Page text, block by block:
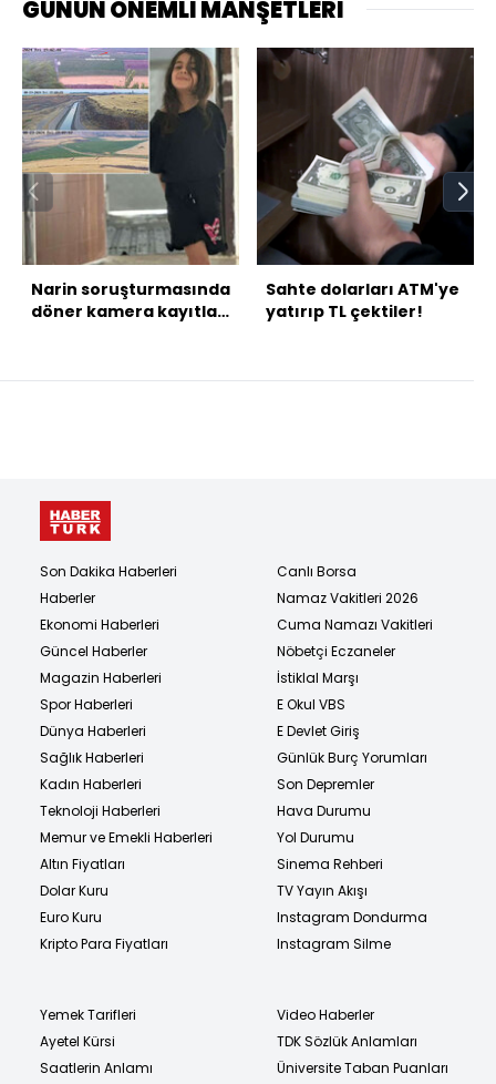
GÜNÜN ÖNEMLİ MANŞETLERİ
Narin soruşturmasında
döner kamera kayıtları
Sahte dolarları ATM'ye
yatırıp TL çektiler!
Son Dakika Haberleri
Haberler
Ekonomi Haberleri
Güncel Haberler
Magazin Haberleri
Spor Haberleri
Dünya Haberleri
Sağlık Haberleri
Kadın Haberleri
Teknoloji Haberleri
Memur ve Emekli Haberleri
Altın Fiyatları
Dolar Kuru
Euro Kuru
Kripto Para Fiyatları
Canlı Borsa
Namaz Vakitleri 2026
Cuma Namazı Vakitleri
Nöbetçi Eczaneler
İstiklal Marşı
E Okul VBS
E Devlet Giriş
Günlük Burç Yorumları
Son Depremler
Hava Durumu
Yol Durumu
Sinema Rehberi
TV Yayın Akışı
Instagram Dondurma
Instagram Silme
Yemek Tarifleri
Ayetel Kürsi
Saatlerin Anlamı
Video Haberler
TDK Sözlük Anlamları
Üniversite Taban Puanları